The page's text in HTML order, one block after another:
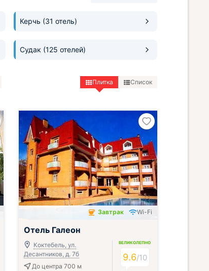
Керчь (31 отель)
Судак (125 отелей)
Плитка Список
Завтрак включён
Завтрак Wi-Fi
Отель Галеон
Коктебель, ул.
Десантников, д. 7б
До центра 700 м
ВЕЛИКОЛЕПНО
9.6/10